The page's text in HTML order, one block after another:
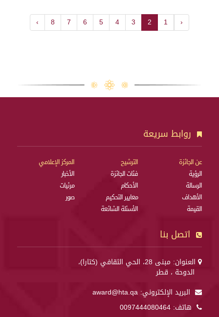
‹
1
2
3
4
5
6
7
8
›
روابط سريعة
عن الجائزة
الرؤية
الرسالة
الأهداف
القيمة
الترشيح
فئات الجائزة
الأحكام
معايير التحكيم
الأسئلة الشائعة
المركز الإعلامي
الأخبار
مرئيات
صور
اتصل بنا
العنوان: مبنى 28، الحي الثقافي (كتارا)،
الدوحة ، قطر
البريد الإلكتروني: award@hta.qa
هاتف: 0097444080464